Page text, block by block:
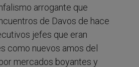
arrogante que
de Davos de hace
jefes que eran
como nuevos amos del
mercados boyantes y